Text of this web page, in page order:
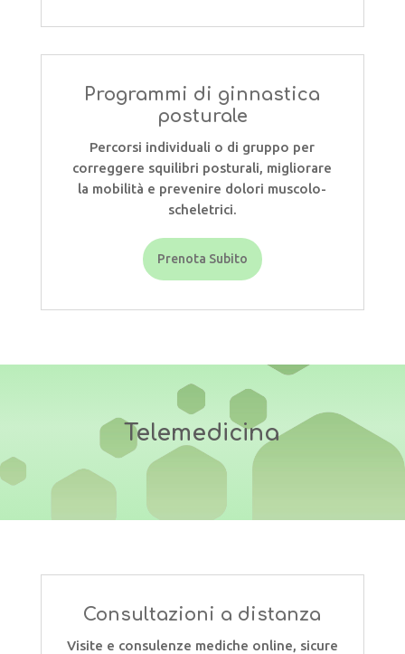
Programmi di ginnastica
posturale
Percorsi individuali o di gruppo per
correggere squilibri posturali, migliorare
la mobilità e prevenire dolori muscolo-
scheletrici.
Prenota Subito
Telemedicina
Consultazioni a distanza
Visite e consulenze mediche online, sicure